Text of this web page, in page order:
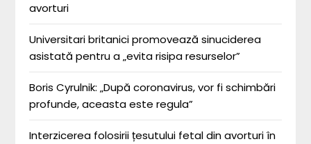
avorturi
Universitari britanici promovează sinuciderea
asistată pentru a „evita risipa resurselor”
Boris Cyrulnik: „După coronavirus, vor fi schimbări
profunde, aceasta este regula”
Interzicerea folosirii țesutului fetal din avorturi în